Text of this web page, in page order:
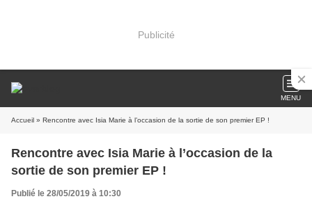
Publicité
MENU
Accueil » Rencontre avec Isia Marie à l’occasion de la sortie de son premier EP !
Rencontre avec Isia Marie à l’occasion de la
sortie de son premier EP !
Publié le 28/05/2019 à 10:30